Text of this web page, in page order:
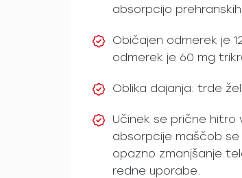
absorpcijo
Običajen odmerek je
odmerek je 60 mg
Oblika dajanja: trde
Učinek se prične hitro
absorpcije maščob
opazno zmanjšanje
redne uporabe.